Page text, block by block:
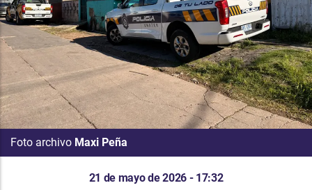
Foto archivo Maxi Peña
21 de mayo de 2026 - 17:32